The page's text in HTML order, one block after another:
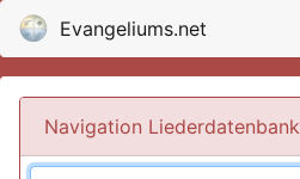
Evangeliums.net
Navigation Liederdatenbank